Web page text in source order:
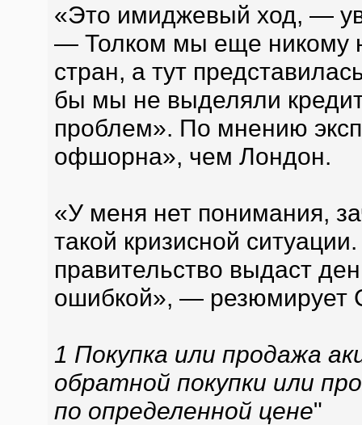
«Это имиджевый ход, —
— Толком мы еще никому
стран, а тут
бы мы не выделяли
проблем». По мнению
офшорна», чем Лондон.
«У меня нет понимания,
такой кризисной
правительство выдаст
ошибкой», — резюмирует
1 Покупка или продажа
обратной покупки или
по определенной цене"